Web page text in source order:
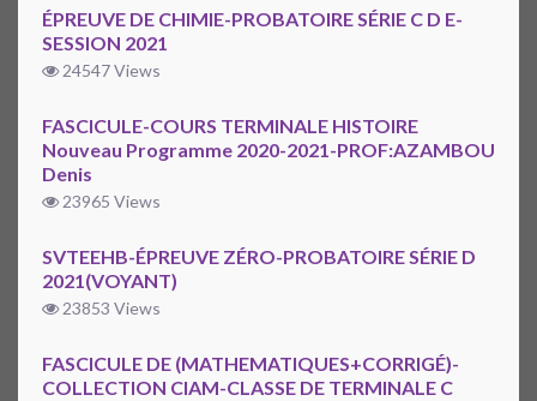
ÉPREUVE DE CHIMIE-PROBATOIRE SÉRIE C D E-
SESSION 2021
24547 Views
FASCICULE-COURS TERMINALE HISTOIRE
Nouveau Programme 2020-2021-PROF:AZAMBOU
Denis
23965 Views
SVTEEHB-ÉPREUVE ZÉRO-PROBATOIRE SÉRIE D
2021(VOYANT)
23853 Views
FASCICULE DE (MATHEMATIQUES+CORRIGÉ)-
COLLECTION CIAM-CLASSE DE TERMINALE C